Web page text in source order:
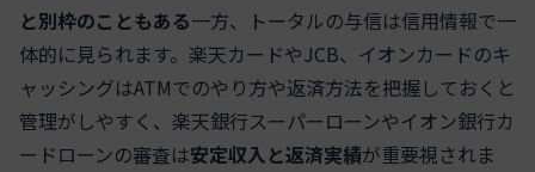
と別枠のこともある一方、トータルの与信は信用情報で一
体的に見られます。楽天カードやJCB、イオンカードのキ
ャッシングはATMでのやり方や返済方法を把握しておくと
管理がしやすく、楽天銀行スーパーローンやイオン銀行カ
ードローンの審査は安定収入と返済実績が重要視されま